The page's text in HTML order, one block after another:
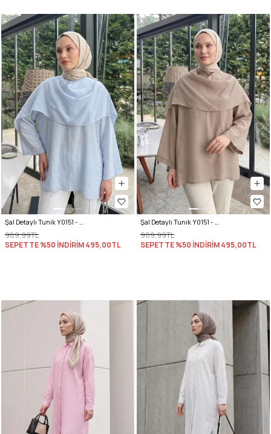
989,99TL
SEPETTE %50 İNDİRİM495,00TL
989,99TL
SEPETTE %50 İNDİRİM495,00TL